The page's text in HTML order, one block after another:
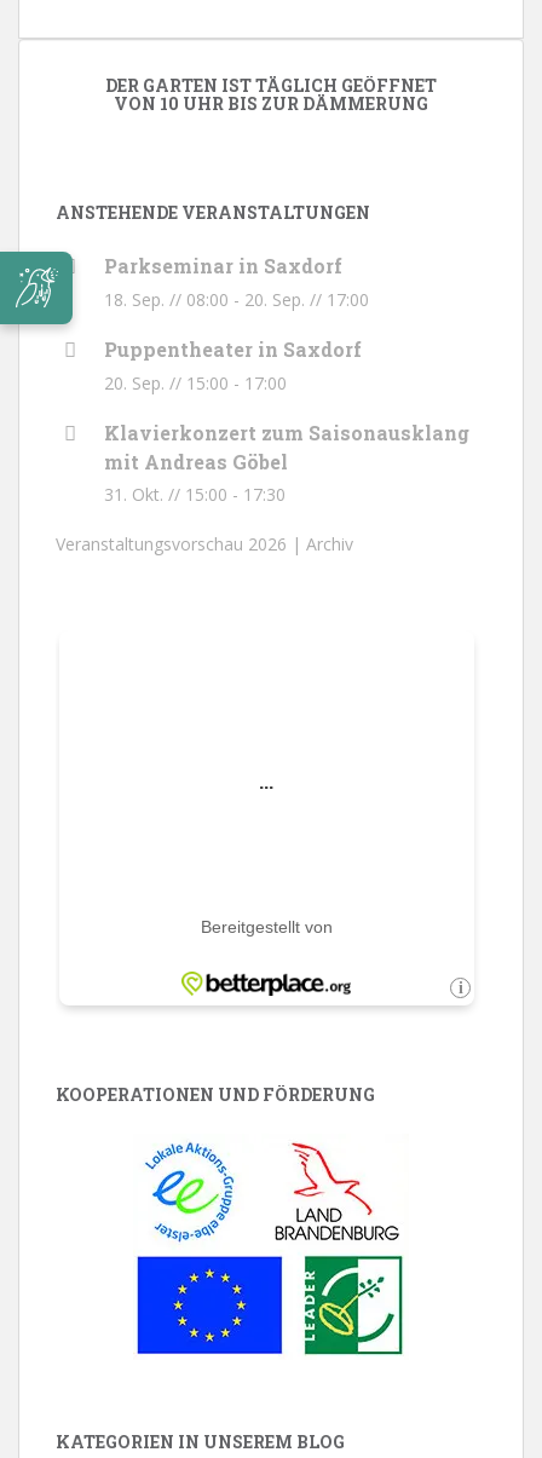
DER GARTEN IST TÄGLICH GEÖFFNET
VON 10 UHR BIS ZUR DÄMMERUNG
ANSTEHENDE VERANSTALTUNGEN
Parkseminar in Saxdorf
18. Sep. // 08:00 - 20. Sep. // 17:00
Puppentheater in Saxdorf
20. Sep. // 15:00 - 17:00
Klavierkonzert zum Saisonausklang
mit Andreas Göbel
31. Okt. // 15:00 - 17:30
Veranstaltungsvorschau 2026 | Archiv
KOOPERATIONEN UND FÖRDERUNG
KATEGORIEN IN UNSEREM BLOG